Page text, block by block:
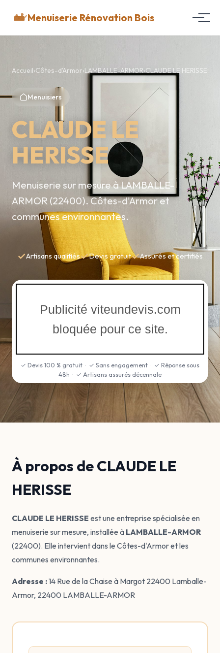
Menuiserie Rénovation Bois
Accueil›Côtes-d'Armor›LAMBALLE-ARMOR›CLAUDE LE HERISSE
Menuisiers
CLAUDE LE
HERISSE
Menuiserie sur mesure à LAMBALLE-
ARMOR (22400). Côtes-d'Armor et
communes environnantes.
✓Artisans qualifiés✓Devis gratuit✓Assurés et certifiés
Publicité viteundevis.com
bloquée pour ce site.
✓ Devis 100 % gratuit · ✓ Sans engagement · ✓ Réponse sous
48h · ✓ Artisans assurés décennale
À propos de CLAUDE LE
HERISSE
CLAUDE LE HERISSE est une entreprise spécialisée en
menuiserie sur mesure, installée à LAMBALLE-ARMOR
(22400). Elle intervient dans le Côtes-d'Armor et les
communes environnantes.
Adresse :14 Rue de la Chaise à Margot 22400 Lamballe-
Armor, 22400 LAMBALLE-ARMOR